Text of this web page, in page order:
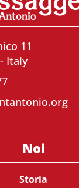
11
Italy
Noi
Storia